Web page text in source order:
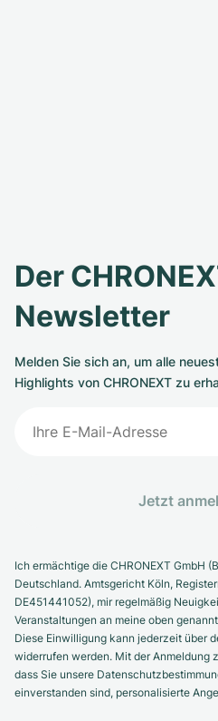
Der
Newsletter
Melden Sie sich an, um alle
Highlights von CHRONEXT zu
Jetzt
Ich ermächtige die CHRONEXT GmbH
Deutschland. Amtsgericht Köln,
DE451441052), mir regelmäßig
Veranstaltungen an meine oben
Diese Einwilligung kann jederzeit über
widerrufen werden. Mit der Anmeldung
dass Sie unsere
einverstanden sind, personalisierte